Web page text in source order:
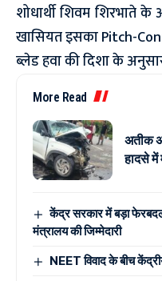
शोधार्थी शिवम शिरभाते
खासियत इसका Pitch-
ब्लेड हवा की दिशा के
More Read
अतीक
हादसे में
केंद्र सरकार में बड़ा फेरबदल,
मंत्रालय की जिम्मेदारी
NEET विवाद के बीच